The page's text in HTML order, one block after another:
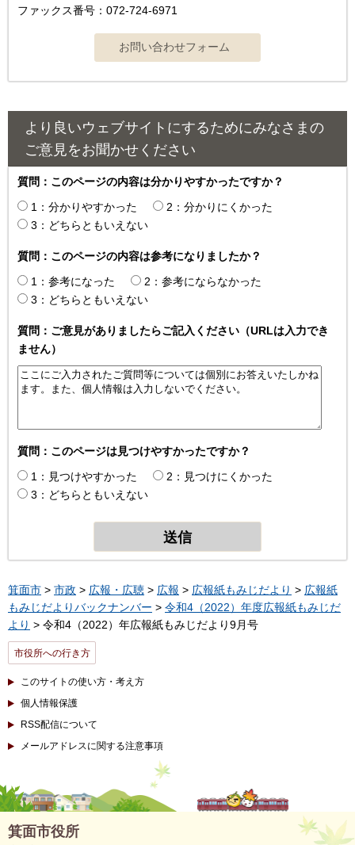
ファックス番号：072-724-6971
より良いウェブサイトにするためにみなさまの
ご意見をお聞かせください
質問：このページの内容は分かりやすかったですか？
1：分かりやすかった
2：分かりにくかった
3：どちらともいえない
質問：このページの内容は参考になりましたか？
1：参考になった
2：参考にならなかった
3：どちらともいえない
質問：ご意見がありましたらご記入ください（URLは入力でき
ません）
質問：このページは見つけやすかったですか？
1：見つけやすかった
2：見つけにくかった
3：どちらともいえない
箕面市 > 市政 > 広報・広聴 > 広報 > 広報紙もみじだより > 広報紙
もみじだよりバックナンバー > 令和4（2022）年度広報紙もみじだ
より > 令和4（2022）年広報紙もみじだより9月号
市役所への行き方
このサイトの使い方・考え方
個人情報保護
RSS配信について
メールアドレスに関する注意事項
箕面市役所